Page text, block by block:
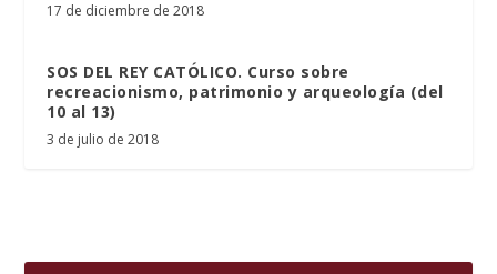
17 de diciembre de 2018
SOS DEL REY CATÓLICO. Curso sobre
recreacionismo, patrimonio y arqueología (del
10 al 13)
3 de julio de 2018